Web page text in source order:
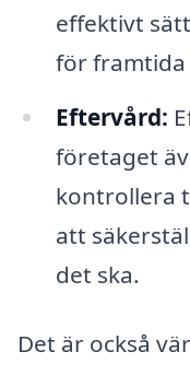
effektivt
för
Eftervård:
företaget
kontrollera
att
det ska.
Det är också